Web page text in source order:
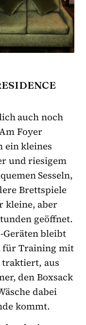
auch noch
Foyer
ein kleines
und riesigem
Sesseln,
Brettspiele
kleine, aber
geöffnet.
Geräten bleibt
für Training mit
traktiert, aus
den Boxsack
dabei
kommt.